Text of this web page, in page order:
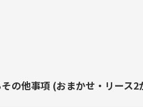
の他事項 (おまかせ・リース